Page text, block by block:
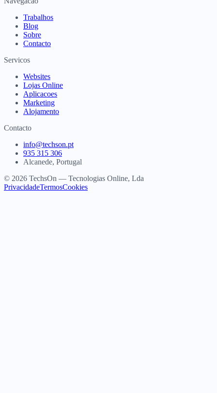
Trabalhos
Blog
Sobre
Contacto
Servicos
Websites
Lojas Online
Aplicacoes
Marketing
Alojamento
Contacto
info@techson.pt
935 315 306
Alcanede, Portugal
© 2026 TechsOn — Tecnologias Online, Lda
PrivacidadeTermosCookies